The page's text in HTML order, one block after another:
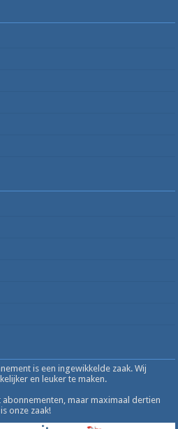
is een ingewikkelde zaak. Wij
en leuker te maken.
maar maximaal dertien
onze zaak!